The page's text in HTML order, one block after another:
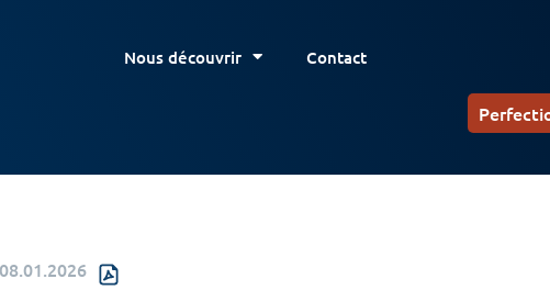
Nous découvrir Contact
08.01.2026